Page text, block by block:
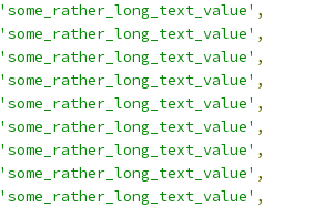
'some_rather_long_text_value' ,
'some_rather_long_text_value' ,
'some_rather_long_text_value' ,
'some_rather_long_text_value' ,
'some_rather_long_text_value' ,
'some_rather_long_text_value' ,
'some_rather_long_text_value' ,
'some_rather_long_text_value' ,
'some_rather_long_text_value' ,